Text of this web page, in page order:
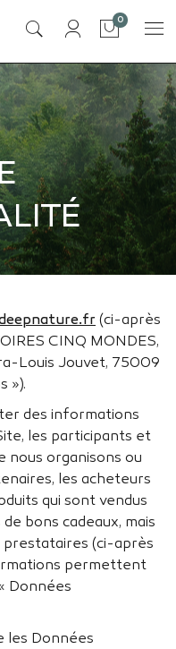
Panier
0articles
(ci-après
CINQ MONDES,
Louis Jouvet, 75009
»).
des informations
les participants et
nous organisons ou
les acheteurs
qui sont vendus
bons cadeaux, mais
(ci-après
permettent
Données
les Données